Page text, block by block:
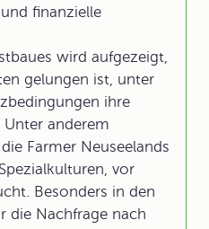
finanzielle
wird aufgezeigt,
gelungen ist, unter
ihre
Unter anderem
Farmer Neuseelands
vor
Besonders in den
die Nachfrage nach